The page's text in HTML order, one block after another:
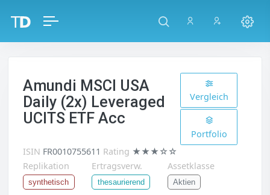
Amundi MSCI USA
Daily (2x) Leveraged
UCITS ETF Acc
Vergleich
Portfolio
ISIN FR0010755611 Rating ★★★☆☆
Replikation
synthetisch
Ertragsverw.
thesaurierend
Assetklasse
Aktien